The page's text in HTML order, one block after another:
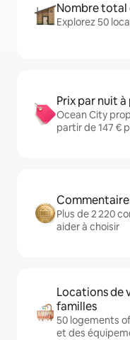
Nombre total
Explorez 50
Prix par nuit
Ocean City
partir de 147 €
Plus de 2 220
aider à choisir
Locations de
familles
50 logements
et des